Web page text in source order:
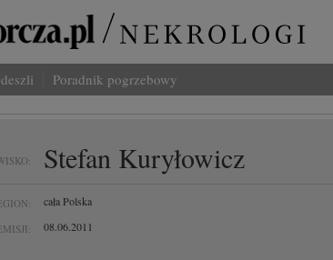
Poradnik pogrzebowy
Stefan Kuryłowicz
cała Polska
08.06.2011